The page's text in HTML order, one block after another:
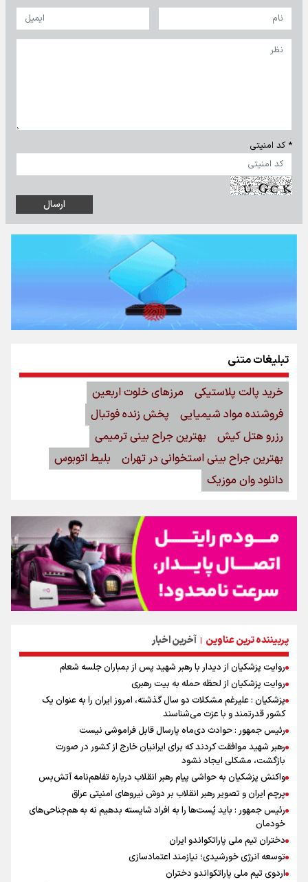
* کد امنیتی
پربیننده ترین عناوین | آخرین اخبار
روایت پزشکیان از دیدار با رهبر شهید پس از بمباران جلسه شعام
روایت پزشکیان از لحظه حمله به بیت رهبری
پزشکیان : علیرغم مشکلات دو سال گذشته، امروز ایران را به عنوان یک
کشور قدرتمند و با عزت می‌شناسند
رئیس جمهور : حوادث دی‌ماه پارسال قابل فراموشی نیست
رهبر شهید موافقت کردند که برای ایرانیان خارج از کشور در صورت
بازگشت، مشکلی ایجاد نشود
واکنش پزشکیان به حواشی پیام رهبر انقلاب درباره تفاهم‌نامه آتش‌بس
پرچم ایران و تصویر رهبر انقلاب بر دوش نیروهای امنیتی عراق
رئیس جمهور : باید پُست‌ها را به افراد شایسته بدهیم نه به هم‌جناحی‌های
خودمان
دختران تیم ملی پاراتکواندو ایران
توسعه انرژی خورشیدی؛ نیازمند اعتمادسازی
اردوی تیم ملی پاراتکواندو دختران
تبلیغات متنی
خرید پالت پلاستیکی
مرزهای خلوت اربعین
فروشنده مواد شیمیایی
پخش زنده فوتبال
رزرو هتل کیش
بهترین جراح بینی ترمیمی
بهترین جراح بینی استخوانی در تهران
بلیط اتوبوس
دانلود وان موزیک